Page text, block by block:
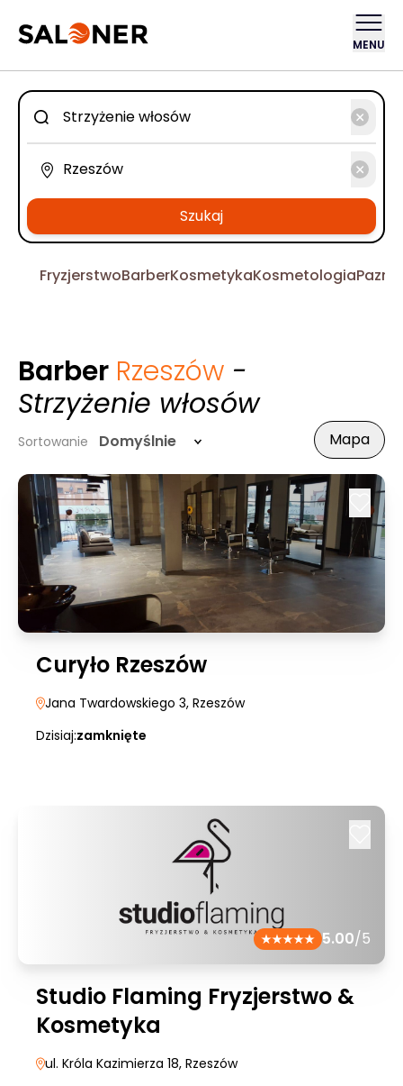
MENU
Szukaj
FryzjerstwoBarberKosmetykaKosmetologia
Barber Rzeszów -
Strzyżenie włosów
Sortowanie Domyślnie Mapa
Curyło Rzeszów
Jana Twardowskiego 3, Rzeszów
Dzisiaj:zamknięte
5.00/5
Studio Flaming Fryzjerstwo &
Kosmetyka
ul. Króla Kazimierza 18, Rzeszów